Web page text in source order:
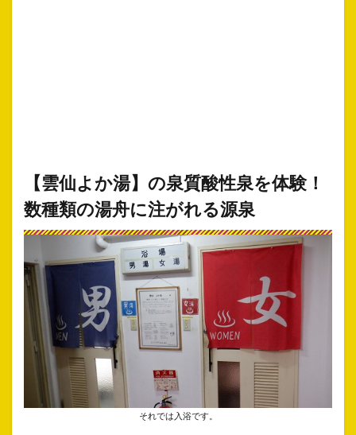
【雲仙よか湯】の泉質酸性泉を体験！
数種類の湯舟に注がれる源泉
それでは入浴です。